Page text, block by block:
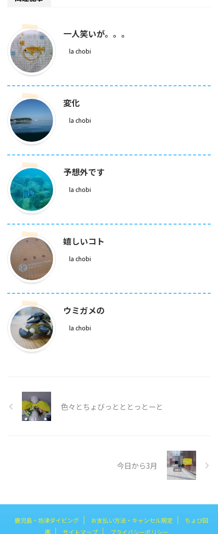
一人笑いが。。。
la chobi
変化
la chobi
予想外です
la chobi
嬉しいコト
la chobi
ウミガメの
la chobi
色々とちょびっとととっとーと
今日から3月
鹿児島・坊津ダイビング お支払い方法・キャンセル規定
ちょび図
鑑
サイトマップ プライバシーポリシー